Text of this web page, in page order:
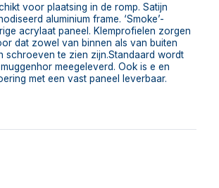
voor plaatsing in de romp. Satijn
aluminium frame. ‘Smoke’-
acrylaat paneel. Klemprofielen zorgen
dat zowel van binnen als van buiten
schroeven te zien zijn.Standaard wordt
meegeleverd. Ook is e en
met een vast paneel leverbaar.